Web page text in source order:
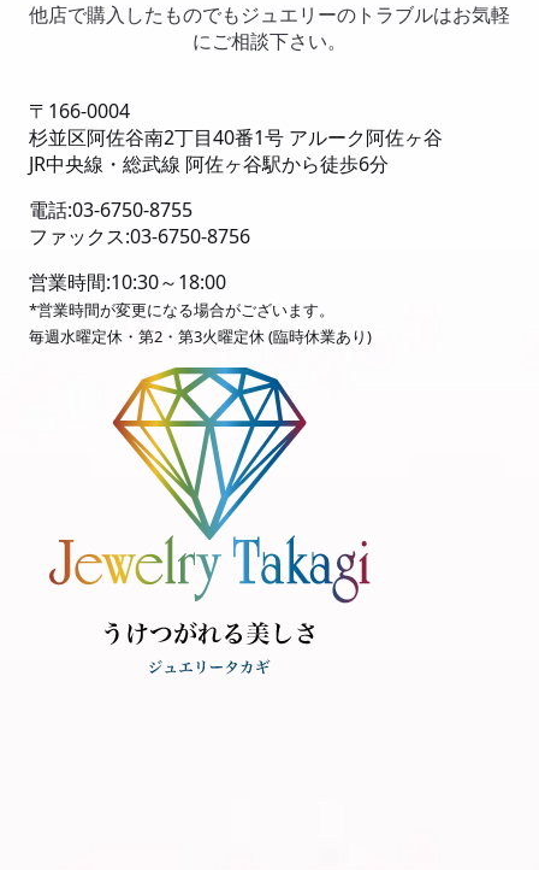
他店で購入したものでもジュエリーのトラブルはお気軽
にご相談下さい。
〒166-0004
杉並区阿佐谷南2丁目40番1号 アルーク阿佐ヶ谷
JR中央線・総武線 阿佐ヶ谷駅から徒歩6分
電話:03-6750-8755
ファックス:03-6750-8756
営業時間:10:30～18:00
*営業時間が変更になる場合がございます。
毎週水曜定休・第2・第3火曜定休 (臨時休業あり)